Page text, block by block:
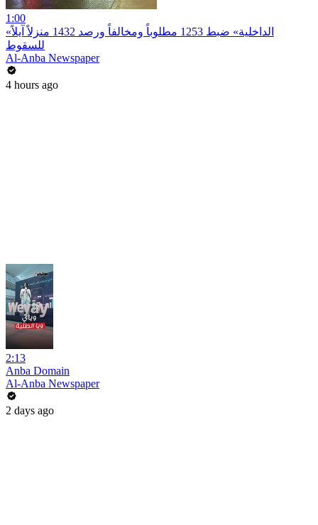
1:00
«الداخلية» ضبط 1253 مطلوباً ومخالفاً ورصد 1432 منزلاً آيلاً
للسقوط
Al-Anba Newspaper
4 hours ago
2:13
Anba Domain
Al-Anba Newspaper
2 days ago